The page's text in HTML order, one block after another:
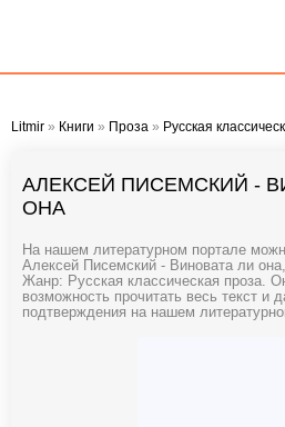
Litmir » Книги » Проза » Русская
АЛЕКСЕЙ ПИСЕМСКИЙ -
ОНА
На нашем литературном портале
Алексей Писемский - Виновата ли
Жанр: Русская классическая проза.
возможность прочитать весь текст и
подтверждения на нашем